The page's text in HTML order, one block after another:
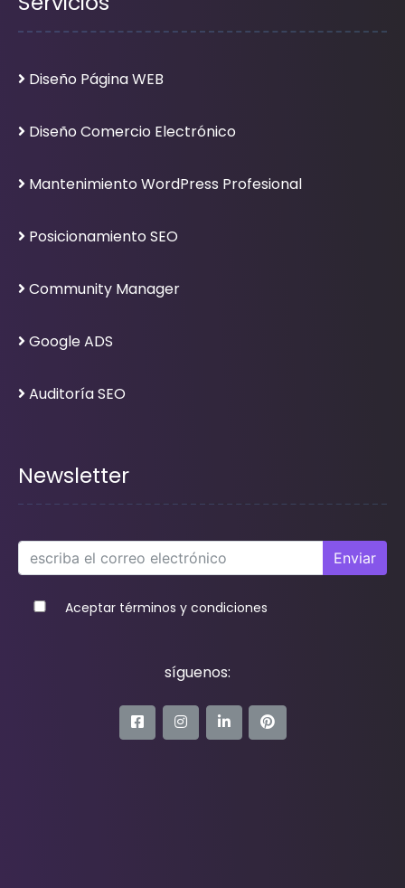
Diseño Página WEB
Diseño Comercio Electrónico
Mantenimiento WordPress Profesional
Posicionamiento SEO
Community Manager
Google ADS
Auditoría SEO
Newsletter
Enviar
Aceptar términos y condiciones
síguenos: